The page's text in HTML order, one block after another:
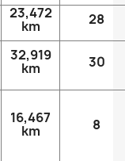
23,472
km
28
32,919
km 30
16,467
km 8